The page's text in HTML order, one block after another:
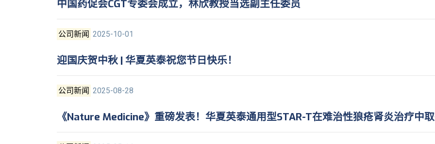
中国药促会CGT专委会成立，林欣教授当选副主任委员
公司新闻 2025-10-01
迎国庆贺中秋 | 华夏英泰祝您节日快乐！
公司新闻 2025-08-28
《Nature Medicine》重磅发表！华夏英泰通用型STAR-T在难治性狼疮肾炎治疗中